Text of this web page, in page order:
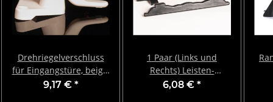
Drehriegelverschluss
für Eingangstüre, beige,
matt
9,17 € *
1 Paar (Links und
Rechts) Leisten-
Abschlusskappen für
6,08 € *